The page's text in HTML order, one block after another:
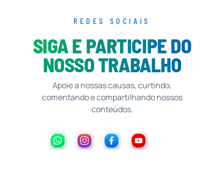
REDES SOCIAIS
SIGA E PARTICIPE DO
NOSSO TRABALHO
Apoie a nossas causas, curtindo,
comentando e compartilhando nossos
conteúdos.